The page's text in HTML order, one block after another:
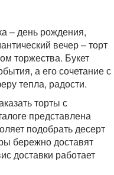
– день рождения,
вечер – торт
торжества. Букет
а его сочетание с
тепла, радости.
торты с
представлена
подобрать десерт
бережно доставят
доставки работает